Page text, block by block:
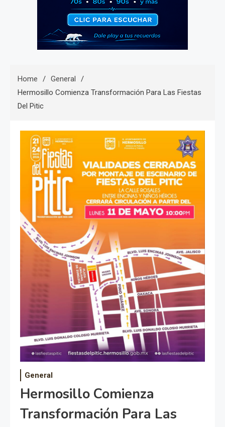
Home
General
Hermosillo Comienza Transformación Para Las Fiestas
Del Pitic
General
Hermosillo Comienza
Transformación Para Las